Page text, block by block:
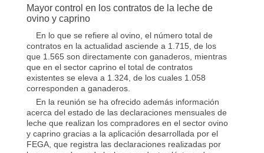
Mayor control en los contratos de la leche de
ovino y caprino
En lo que se refiere al ovino, el número total de
contratos en la actualidad asciende a 1.715, de los
que 1.565 son directamente con ganaderos, mientras
que en el sector caprino el total de contratos
existentes se eleva a 1.324, de los cuales 1.058
corresponden a ganaderos.
En la reunión se ha ofrecido además información
acerca del estado de las declaraciones mensuales de
leche que realizan los compradores en el sector ovino
y caprino gracias a la aplicación desarrollada por el
FEGA, que registra las declaraciones realizadas por